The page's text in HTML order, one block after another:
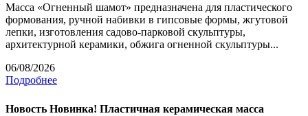
Масса «Огненный шамот» предназначена для пластического
формования, ручной набивки в гипсовые формы, жгутовой
лепки, изготовления садово-парковой скульптуры,
архитектурной керамики, обжига огненной скульптуры...
06/08/2026
Подробнее
Новость Новинка! Пластичная керамическая масса